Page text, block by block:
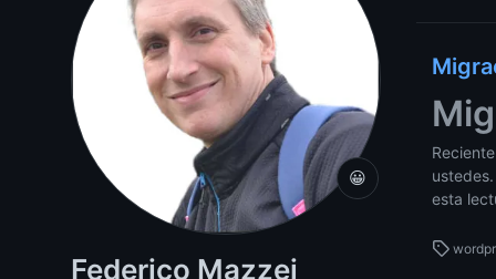
😀
Federico Mazzei
esta